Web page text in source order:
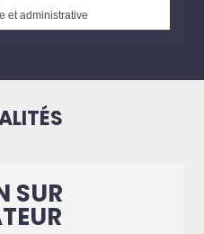
et administrative
SUR